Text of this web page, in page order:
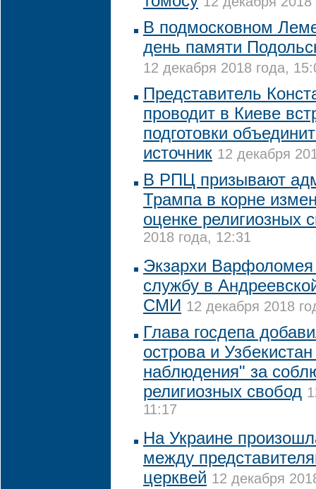
В подмосковном
день памяти
12 декабря 2018 года,
Представитель
проводит в Киеве
подготовки
источник 12 декабря
В РПЦ призывают
Трампа в корне
оценке религиозных
2018 года, 12:31
Экзархи
службу в
СМИ 12 декабря 2018
Глава госдепа
острова и
наблюдения" за
религиозных свобод
11:17
На Украине
между
церквей 12 декабря